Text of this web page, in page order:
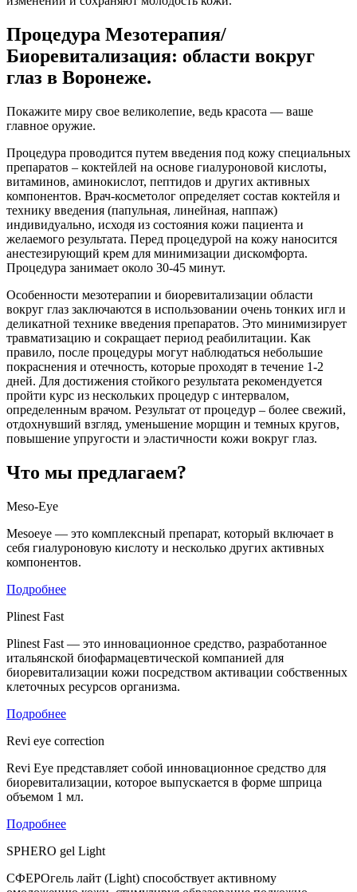
Процедура Мезотерапия/
Биоревитализация: области вокруг
глаз в Воронеже.
Покажите миру свое великолепие, ведь красота — ваше
главное оружие.
Процедура проводится путем введения под кожу специальных
препаратов – коктейлей на основе гиалуроновой кислоты,
витаминов, аминокислот, пептидов и других активных
компонентов. Врач-косметолог определяет состав коктейля и
технику введения (папульная, линейная, наппаж)
индивидуально, исходя из состояния кожи пациента и
желаемого результата. Перед процедурой на кожу наносится
анестезирующий крем для минимизации дискомфорта.
Процедура занимает около 30-45 минут.
Особенности мезотерапии и биоревитализации области
вокруг глаз заключаются в использовании очень тонких игл и
деликатной технике введения препаратов. Это минимизирует
травматизацию и сокращает период реабилитации. Как
правило, после процедуры могут наблюдаться небольшие
покраснения и отечность, которые проходят в течение 1-2
дней. Для достижения стойкого результата рекомендуется
пройти курс из нескольких процедур с интервалом,
определенным врачом. Результат от процедур – более свежий,
отдохнувший взгляд, уменьшение морщин и темных кругов,
повышение упругости и эластичности кожи вокруг глаз.
Что мы предлагаем?
Meso-Eye
Mesoeye — это комплексный препарат, который включает в
себя гиалуроновую кислоту и несколько других активных
компонентов.
Подробнее
Plinest Fast
Plinest Fast — это инновационное средство, разработанное
итальянской биофармацевтической компанией для
биоревитализации кожи посредством активации собственных
клеточных ресурсов организма.
Подробнее
Revi eye correction
Revi Eye представляет собой инновационное средство для
биоревитализации, которое выпускается в форме шприца
объемом 1 мл.
Подробнее
SPHERO gel Light
СФЕРОгель лайт (Light) способствует активному